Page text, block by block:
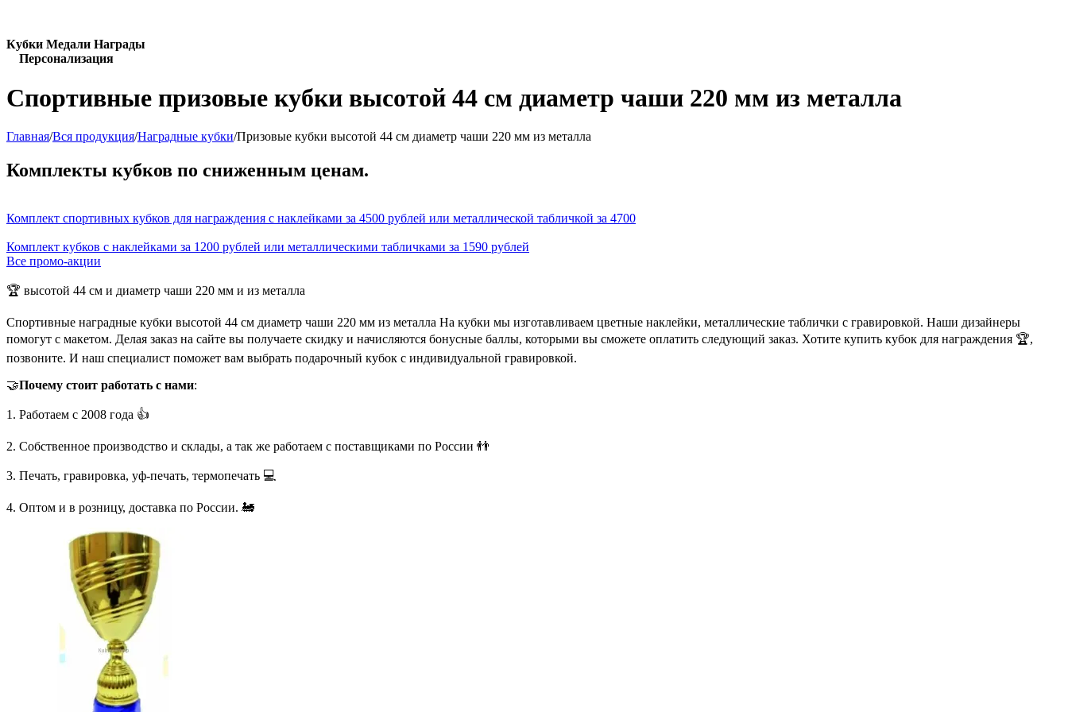
Кубки Медали Награды
Персонализация
Спортивные призовые кубки высотой 44 см диаметр чаши 220 мм из металла
Главная/Вся продукция/Наградные кубки/Призовые кубки высотой 44 см диаметр чаши 220 мм из металла
Комплекты кубков по сниженным ценам.
Комплект спортивных кубков для награждения с наклейками за 4500 рублей или металлической табличкой за 4700
Комплект кубков с наклейками за 1200 рублей или металлическими табличками за 1590 рублей
Все промо-акции
🏆 высотой 44 см и диаметр чаши 220 мм и из металла
Спортивные наградные кубки высотой 44 см диаметр чаши 220 мм из металла На кубки мы изготавливаем цветные наклейки, металлические таблички с гравировкой. Наши дизайнеры
помогут с макетом. Делая заказ на сайте вы получаете скидку и начисляются бонусные баллы, которыми вы сможете оплатить следующий заказ. Хотите купить кубок для награждения 🏆,
позвоните. И наш специалист поможет вам выбрать подарочный кубок с индивидуальной гравировкой.
🤝Почему стоит работать с нами:
1. Работаем с 2008 года 👍
2. Собственное производство и склады, а так же работаем с поставщиками по России 👬
3. Печать, гравировка, уф-печать, термопечать 💻
4. Оптом и в розницу, доставка по России. 🚂